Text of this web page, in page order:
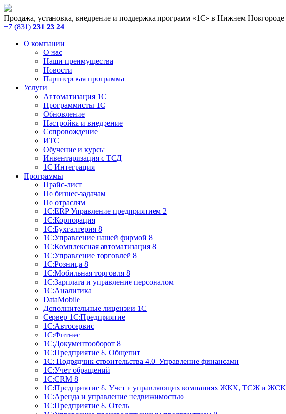
Продажа, установка, внедрение и поддержка программ «1С» в Нижнем Новгороде
+7 (831) 231 23 24
О компании
О нас
Наши преимущества
Новости
Партнерская программа
Услуги
Автоматизация 1С
Программисты 1С
Обновление
Настройка и внедрение
Сопровождение
ИТС
Обучение и курсы
Инвентаризация с ТСД
1С Интеграция
Программы
Прайс-лист
По бизнес-задачам
По отраслям
1C:ERP Управление предприятием 2
1С:Корпорация
1С:Бухгалтерия 8
1С:Управление нашей фирмой 8
1С:Комплексная автоматизация 8
1С:Управление торговлей 8
1С:Розница 8
1С:Мобильная торговля 8
1С:Зарплата и управление персоналом
1С:Аналитика
DataMobile
Дополнительные лицензии 1С
Сервер 1С:Предприятие
1С:Автосервис
1С:Фитнес
1С:Документооборот 8
1С:Предприятие 8. Общепит
1С: Подрядчик строительства 4.0. Управление финансами
1С:Учет обращений
1C:CRM 8
1С:Предприятие 8. Учет в управляющих компаниях ЖКХ, ТСЖ и ЖСК
1С:Аренда и управление недвижимостью
1С:Предприятие 8. Отель